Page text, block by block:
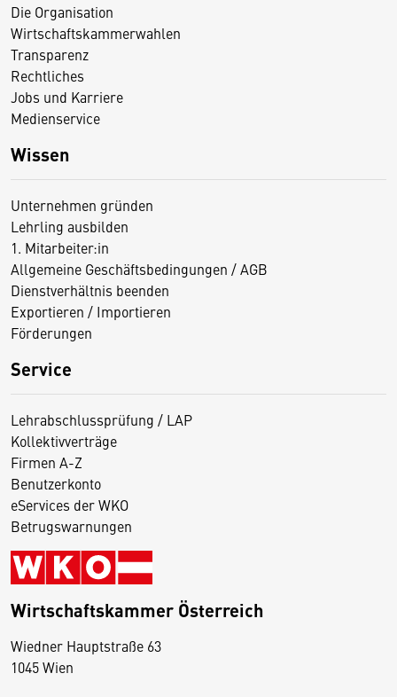
Die Organisation
Wirtschaftskammerwahlen
Transparenz
Rechtliches
Jobs und Karriere
Medienservice
Wissen
Unternehmen gründen
Lehrling ausbilden
1. Mitarbeiter:in
Allgemeine Geschäftsbedingungen / AGB
Dienstverhältnis beenden
Exportieren / Importieren
Förderungen
Service
Lehrabschlussprüfung / LAP
Kollektivverträge
Firmen A-Z
Benutzerkonto
eServices der WKO
Betrugswarnungen
Wirtschaftskammer Österreich
Wiedner Hauptstraße 63
1045 Wien
D